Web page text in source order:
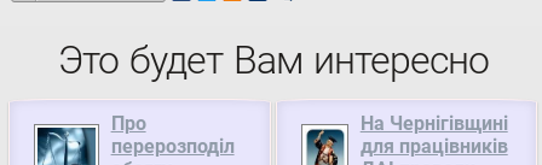
Это будет Вам интересно
Про
перерозподіл
На Чернігівщині
для працівників